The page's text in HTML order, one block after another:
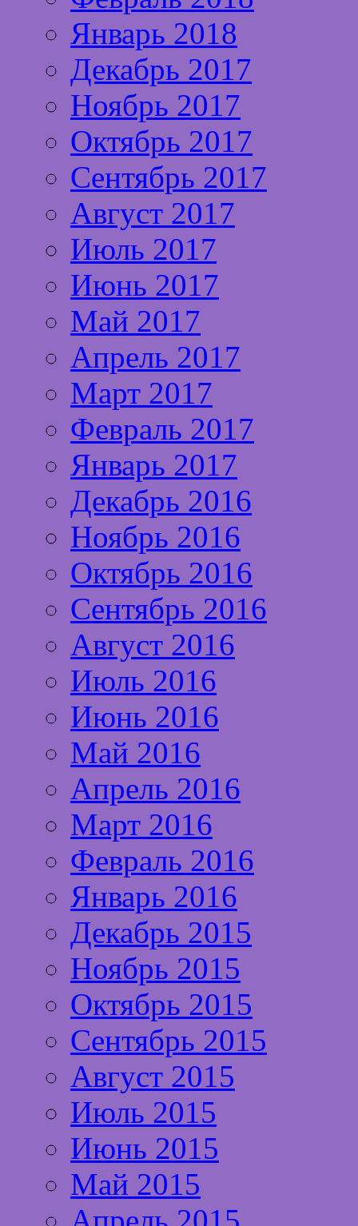
Январь 2018
Декабрь 2017
Ноябрь 2017
Октябрь 2017
Сентябрь 2017
Август 2017
Июль 2017
Июнь 2017
Май 2017
Апрель 2017
Март 2017
Февраль 2017
Январь 2017
Декабрь 2016
Ноябрь 2016
Октябрь 2016
Сентябрь 2016
Август 2016
Июль 2016
Июнь 2016
Май 2016
Апрель 2016
Март 2016
Февраль 2016
Январь 2016
Декабрь 2015
Ноябрь 2015
Октябрь 2015
Сентябрь 2015
Август 2015
Июль 2015
Июнь 2015
Май 2015